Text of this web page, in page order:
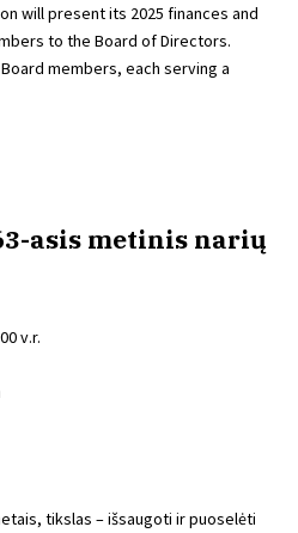
will present its 2025 finances and
to the Board of Directors.
members, each serving a
asis metinis narių
v.r.
tikslas – išsaugoti ir puoselėti